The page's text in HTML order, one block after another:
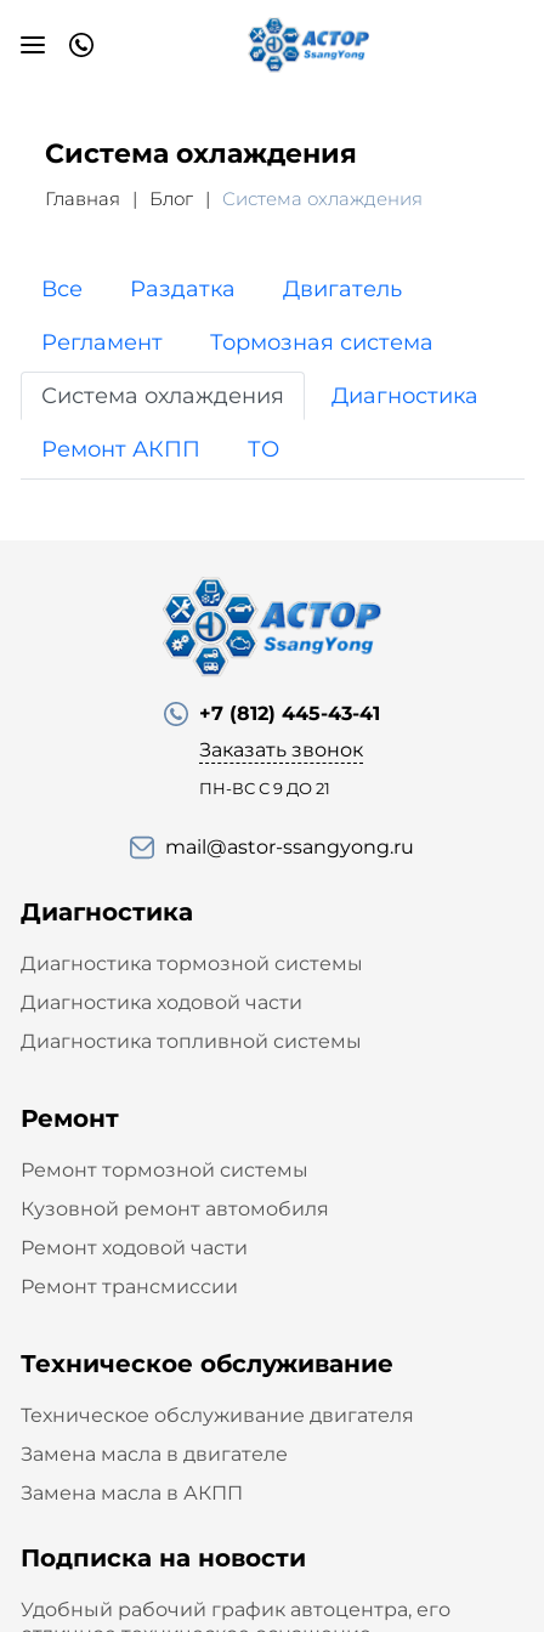
Система охлаждения
Главная Блог Система охлаждения
Все Раздатка
Двигатель
Регламент
Тормозная система
Система охлаждения
Диагностика
Ремонт АКПП
ТО
+7 (812) 445-43-41
Заказать звонок
ПН-ВС С 9 ДО 21
mail@astor-ssangyong.ru
Диагностика
Диагностика тормозной системы
Диагностика ходовой части
Диагностика топливной системы
Ремонт
Ремонт тормозной системы
Кузовной ремонт автомобиля
Ремонт ходовой части
Ремонт трансмиссии
Техническое обслуживание
Техническое обслуживание двигателя
Замена масла в двигателе
Замена масла в АКПП
Подписка на новости
Удобный рабочий график автоцентра, его